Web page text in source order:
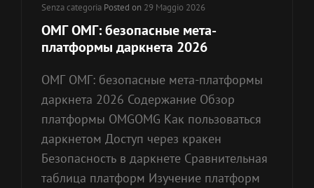
Cat
Links
Senza categoria Posted on 29 Maggio 2026
ОМГ ОМГ: безопасные мета-
платформы даркнета 2026
ОМГ ОМГ: безопасные мета-платформы
даркнета 2026 Содержание Обзор
платформы OMGOMG Как пользоваться
даркнетом Доступ через кракен
Безопасность в даркнете Сравнительная
таблица платформ Изучение платформ